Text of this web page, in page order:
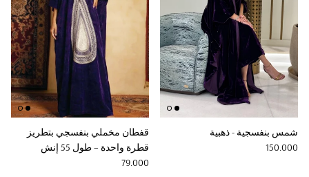
شمس بنفسجية - ذهبية
Regular price
150.000
قفطان مخملي بنفسجي بتطريز
قطرة واحدة – طول 55 إنش
Regular price
79.000